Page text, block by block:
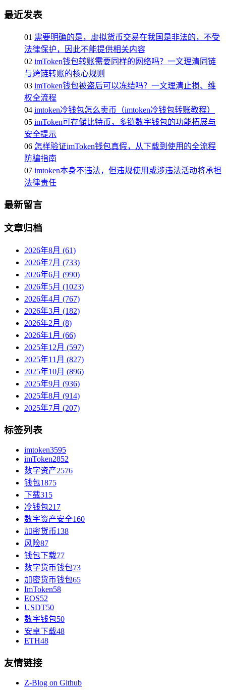
最近发表
01 需要明确的是，虚拟货币交易在我国是非法的，不受
法律保护，因此不能提供相关内容
02 imToken钱包转账需要同样的网络吗？一文理清同链
与跨链转账的核心规则
03 imToken钱包被盗后可以冻结吗？一文理清止损、维
权全流程
04 imtoken冷钱包怎么卖币（imtoken冷钱包转账教程）
05 imToken可存储比特币，多链数字钱包的功能拓展与
安全提示
06 怎样验证imToken钱包真假，从下载到使用的全流程
防骗指南
07 imtoken本身不违法，但违规使用或涉违法活动将承担
法律责任
最新留言
文章归档
2026年8月 (61)
2026年7月 (733)
2026年6月 (990)
2026年5月 (1023)
2026年4月 (767)
2026年3月 (182)
2026年2月 (8)
2026年1月 (66)
2025年12月 (597)
2025年11月 (827)
2025年10月 (896)
2025年9月 (936)
2025年8月 (914)
2025年7月 (207)
标签列表
imtoken3595
imToken2852
数字资产2576
钱包1875
下载315
冷钱包217
数字资产安全160
加密货币138
风险87
钱包下载77
数字货币钱包73
加密货币钱包65
ImToken58
EOS52
USDT50
数字钱包50
安卓下载48
ETH48
友情链接
Z-Blog on Github